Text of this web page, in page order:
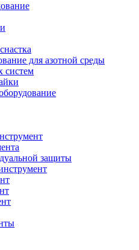
для азотной среды
систем
защиты